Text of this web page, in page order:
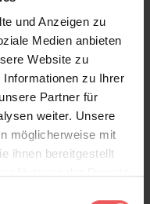
und Anzeigen zu
Medien anbieten
Website zu
zu Ihrer
Partner für
weiter. Unsere
möglicherweise mit
ihnen bereitgestellt